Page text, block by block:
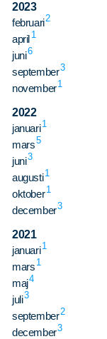
2023
februari2
april 1
juni6
september3
november1
2022
januari1
mars5
juni3
augusti1
oktober1
december3
2021
januari1
mars 1
maj4
juli3
september2
december3
Sök på sidan: